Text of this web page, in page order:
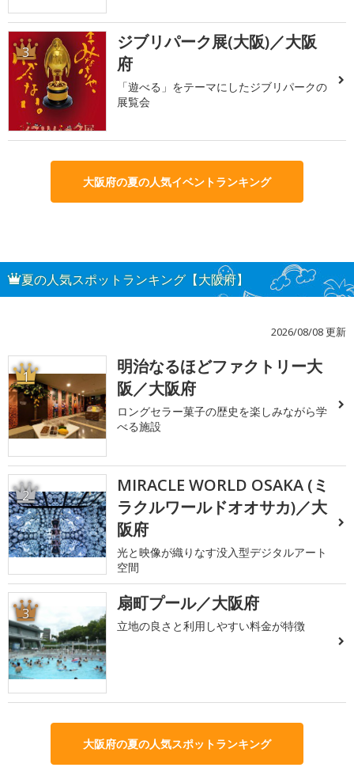
3
ジブリパーク展(大阪)／大阪
府
「遊べる」をテーマにしたジブリパークの
展覧会
大阪府の夏の人気イベントランキング
夏の人気スポットランキング【大阪府】
2026/08/08 更新
1
明治なるほどファクトリー大
阪／大阪府
ロングセラー菓子の歴史を楽しみながら学
べる施設
2
MIRACLE WORLD OSAKA (ミ
ラクルワールドオオサカ)／大
阪府
光と映像が織りなす没入型デジタルアート
空間
3 扇町プール／大阪府
立地の良さと利用しやすい料金が特徴
大阪府の夏の人気スポットランキング